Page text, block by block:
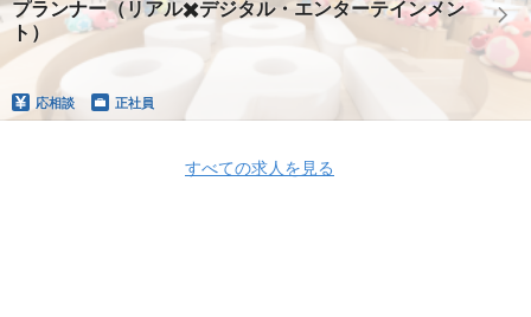
プランナー（リアル✖️デジタル・エンターテインメン
ト）
応相談 正社員
すべての求人を見る